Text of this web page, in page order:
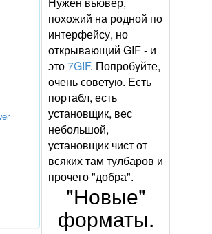
похожий на родной по
интерфейсу, но
открывающий GIF - и
это7GIF. Попробуйте,
очень советую. Есть
портабл, есть
установщик, вес
небольшой,
установщик чист от
всяких там тулбаров и
прочего "добра".
"Новые"
форматы.